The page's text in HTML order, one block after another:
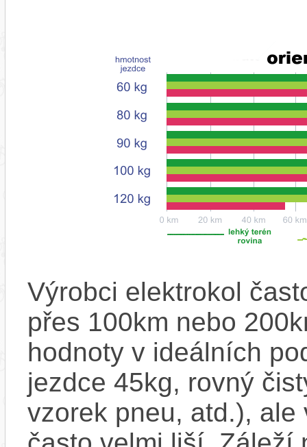
Výrobci elektrokol
přes 100km nebo
hodnoty v ideálních
jezdce 45kg, rovný
vzorek pneu, atd.),